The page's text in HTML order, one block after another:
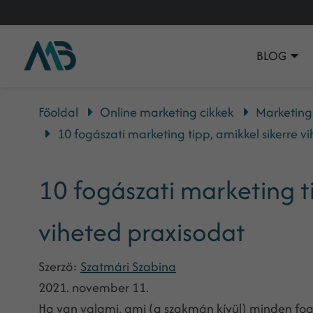
BLOG
Főoldal Online marketing cikkek
10 fogászati marketing tipp, amikkel sikerre
10 fogászati marketing
viheted praxisodat
Szerző: Szatmári Szabina
2021. november 11.
Ha van valami, ami (a szakmán kívül) minden